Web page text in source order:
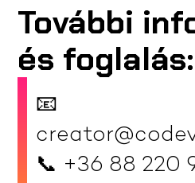
További
és foglalás:
📧
📞 +36 88 220